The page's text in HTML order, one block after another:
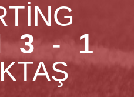
3 - 1